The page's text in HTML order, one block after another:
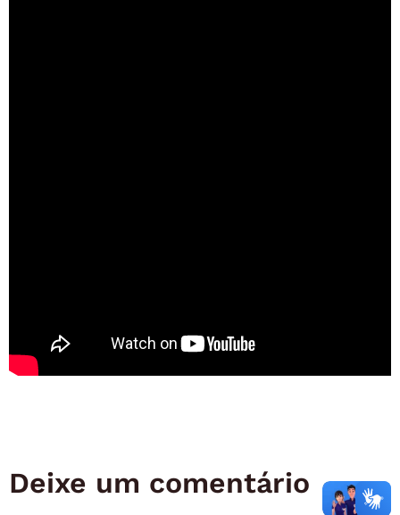
Deixe um comentário